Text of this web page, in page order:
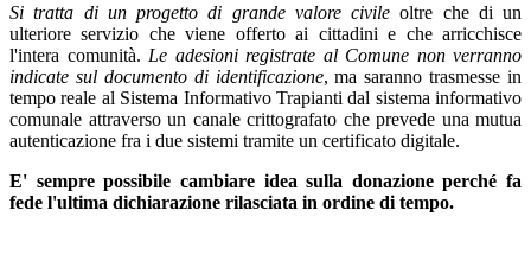
Si tratta di un progetto di grande valore civile oltre che di un
ulteriore servizio che viene offerto ai cittadini e che arricchisce
l'intera comunità. Le adesioni registrate al Comune non verranno
indicate sul documento di identificazione, ma saranno trasmesse in
tempo reale al Sistema Informativo Trapianti dal sistema informativo
comunale attraverso un canale crittografato che prevede una mutua
autenticazione fra i due sistemi tramite un certificato digitale.
E' sempre possibile cambiare idea sulla donazione perché fa
fede l'ultima dichiarazione rilasciata in ordine di tempo.